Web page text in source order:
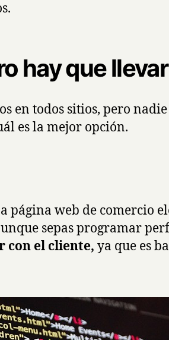
hay que
en todos sitios, pero
es la mejor opción.
web de comercio
sepas programar
con el cliente, ya que es